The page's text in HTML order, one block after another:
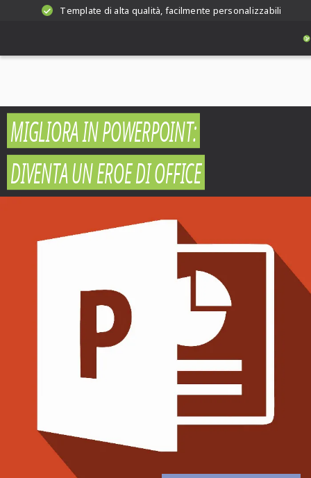
Template di alta qualità, facilmente personalizzabili
MIGLIORA IN POWERPOINT:
DIVENTA UN EROE DI OFFICE